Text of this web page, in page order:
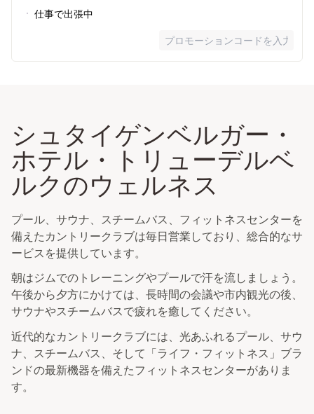
仕事で出張中
プロモーションコードを入力
シュタイゲンベルガー・
ホテル・トリューデルベ
ルクのウェルネス
プール、サウナ、スチームバス、フィットネスセンターを
備えたカントリークラブは毎日営業しており、総合的なサ
ービスを提供しています。
朝はジムでのトレーニングやプールで汗を流しましょう。
午後から夕方にかけては、長時間の会議や市内観光の後、
サウナやスチームバスで疲れを癒してください。
近代的なカントリークラブには、光あふれるプール、サウ
ナ、スチームバス、そして「ライフ・フィットネス」ブラ
ンドの最新機器を備えたフィットネスセンターがありま
す。